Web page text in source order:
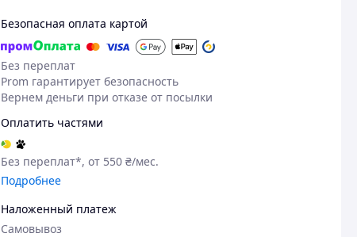
Безопасная оплата картой
Без переплат
Prom гарантирует безопасность
Вернем деньги при отказе от посылки
Оплатить частями
Без переплат*, от 550 ₴/мес.
Подробнее
Наложенный платеж
Самовывоз